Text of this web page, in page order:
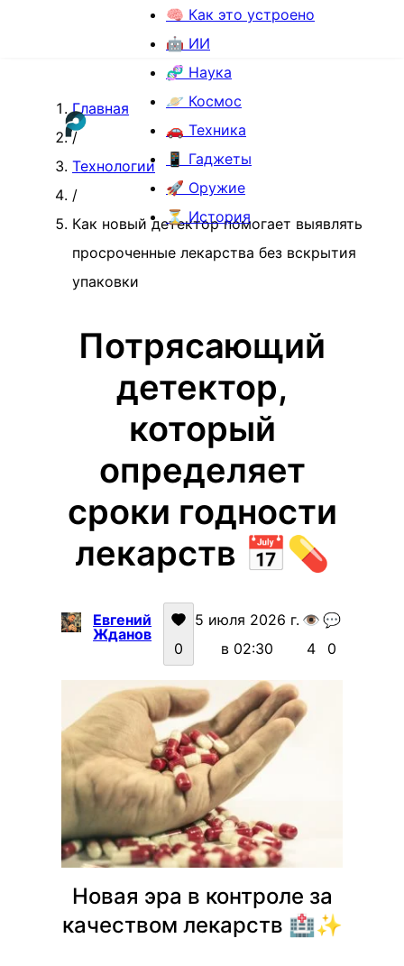
🧠 Как это устроено
🤖 ИИ
🧬 Наука
🪐 Космос
🚗 Техника
📱 Гаджеты
🚀 Оружие
⏳ История
Главная
/
Технологии
/
Как новый детектор помогает выявлять
просроченные лекарства без вскрытия
упаковки
Потрясающий
детектор,
который
определяет
сроки годности
лекарств 📅💊
Евгений
Жданов
0
5 июля 2026 г.
в 02:30
👁️
4
💬
0
Новая эра в контроле за
качеством лекарств 🏥✨